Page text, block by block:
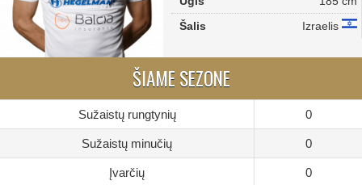
Šalis
Izraelis
ŠIAME SEZONE
Sužaistų rungtynių 0
Sužaistų minučių 0
Įvarčių 0